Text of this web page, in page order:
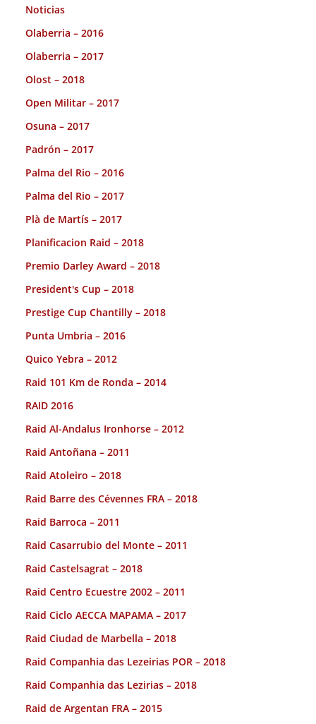
Noticias
Olaberria – 2016
Olaberria – 2017
Olost – 2018
Open Militar – 2017
Osuna – 2017
Padrón – 2017
Palma del Rio – 2016
Palma del Rio – 2017
Plà de Martís – 2017
Planificacion Raid – 2018
Premio Darley Award – 2018
President's Cup – 2018
Prestige Cup Chantilly – 2018
Punta Umbria – 2016
Quico Yebra – 2012
Raid 101 Km de Ronda – 2014
RAID 2016
Raid Al-Andalus Ironhorse – 2012
Raid Antoñana – 2011
Raid Atoleiro – 2018
Raid Barre des Cévennes FRA – 2018
Raid Barroca – 2011
Raid Casarrubio del Monte – 2011
Raid Castelsagrat – 2018
Raid Centro Ecuestre 2002 – 2011
Raid Ciclo AECCA MAPAMA – 2017
Raid Ciudad de Marbella – 2018
Raid Companhia das Lezeirias POR – 2018
Raid Companhia das Lezirias – 2018
Raid de Argentan FRA – 2015